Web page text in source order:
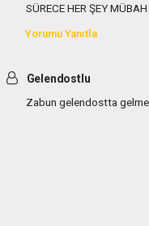
SÜRECE HER ŞEY MÜBAH
Yorumu Yanıtla
Gelendostlu
Zabun gelendostta gelme